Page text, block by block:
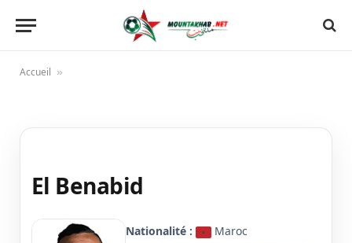
Accueil »
El Benabid
Nationalité :
Maroc